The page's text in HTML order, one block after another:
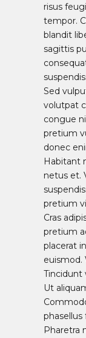
risus
tempor.
blandit
sagittis
Sed
volutpat
congue
pretium
donec
Habitant
netus et.
pretium
Cras
pretium
placerat
euismod.
Tincidunt
Ut
phasellus
Pharetra